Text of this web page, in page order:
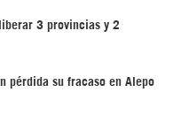
3 provincias y 2
pérdida su fracaso en Alepo